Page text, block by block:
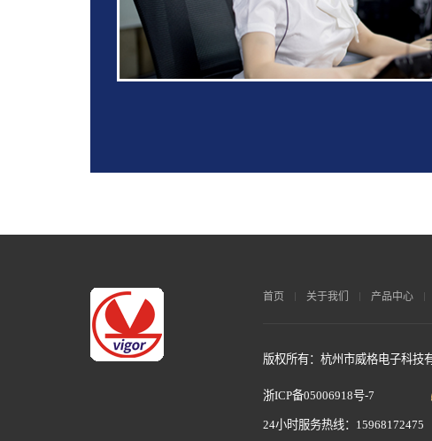
首页 关于我们 产品中心
版权所有：杭州市威格电子科技
浙ICP备05006918号-7
24小时服务热线：